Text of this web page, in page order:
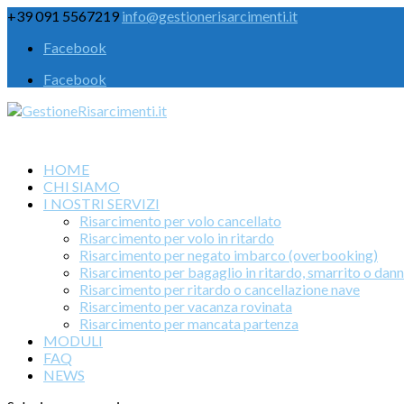
+39 091 5567219 info@gestionerisarcimenti.it
Facebook
Facebook
HOME
CHI SIAMO
I NOSTRI SERVIZI
Risarcimento per volo cancellato
Risarcimento per volo in ritardo
Risarcimento per negato imbarco (overbooking)
Risarcimento per bagaglio in ritardo, smarrito o
Risarcimento per ritardo o cancellazione nave
Risarcimento per vacanza rovinata
Risarcimento per mancata partenza
MODULI
FAQ
NEWS